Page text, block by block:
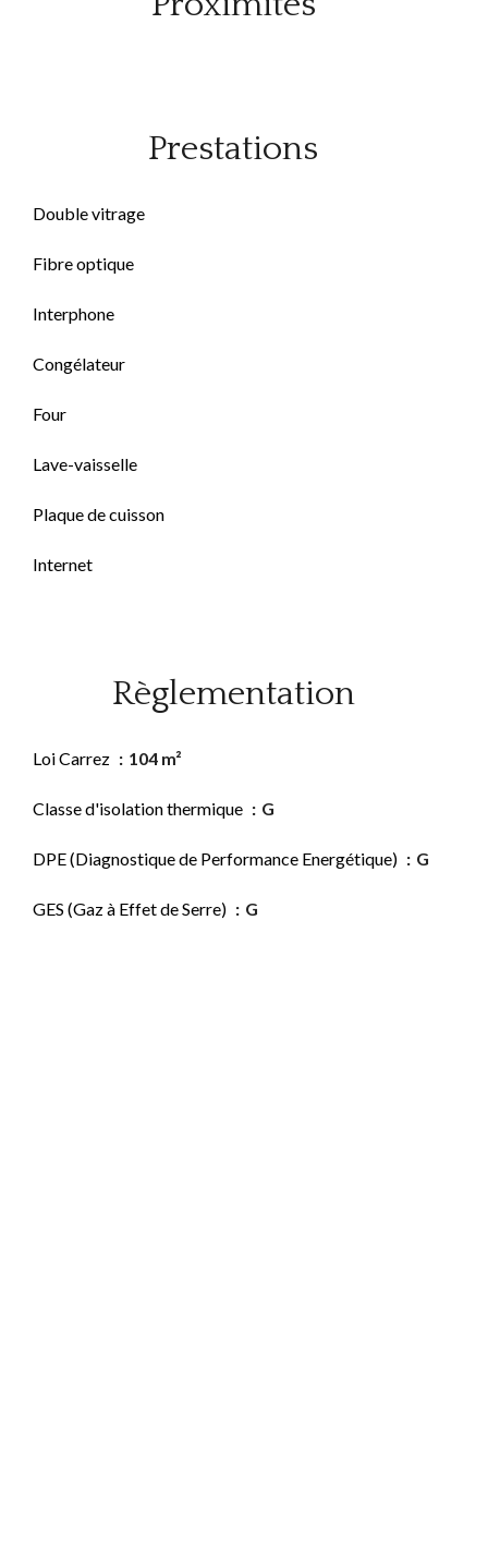
Prestations
Double vitrage
Fibre optique
Interphone
Congélateur
Four
Lave-vaisselle
Plaque de cuisson
Internet
Règlementation
Loi Carrez 104 m²
Classe d'isolation thermique G
DPE (Diagnostique de Performance Energétique) G
GES (Gaz à Effet de Serre) G